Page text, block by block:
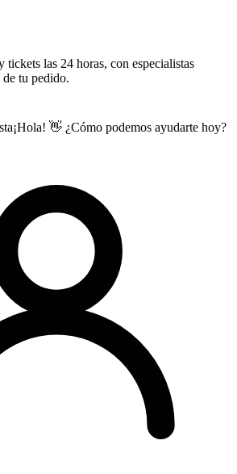
las 24 horas, con especialistas
de tu pedido.
¡Hola! 👋 ¿Cómo podemos ayudarte hoy?